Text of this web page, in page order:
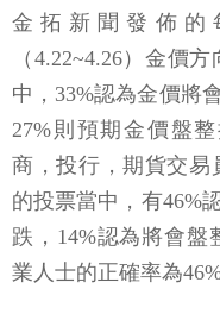
金拓新聞發佈的
（4.22~4.26）金價
中，33%認為金價將
27%則預期金價盤
商，投行，期貨交易
的投票當中，有46%
跌，14%認為將會盤
業人士的正確率為